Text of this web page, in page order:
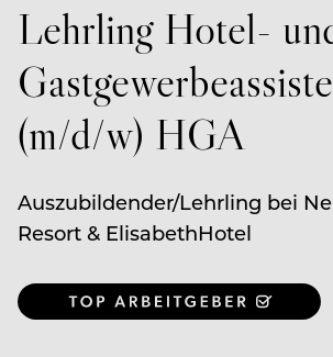
Lehrling Hotel-
(m/d/w) HGA
Auszubildender/Lehrling bei
Resort & ElisabethHotel